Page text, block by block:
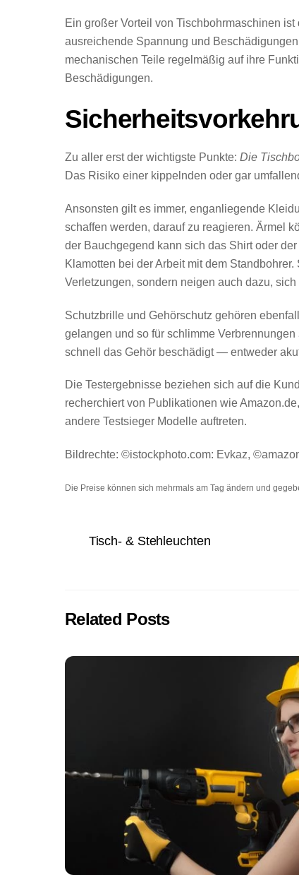
Ein großer Vorteil von Tischbohrmaschinen
ausreichende Spannung und
mechanischen Teile regelmäßig auf ihre
Beschädigungen.
Zu aller erst der wichtigste Punkte: Die
Das Risiko einer kippelnden oder gar
Ansonsten gilt es immer, enganliegende
schaffen werden, darauf zu reagieren. Ärmel
der Bauchgegend kann sich das Shirt oder
Klamotten bei der Arbeit mit dem
Verletzungen, sondern neigen auch dazu,
Schutzbrille und Gehörschutz gehören
gelangen und so für schlimme
schnell das Gehör beschädigt — entweder
Die Testergebnisse beziehen sich auf die
recherchiert von Publikationen wie
andere Testsieger Modelle auftreten.
Bildrechte: ©istockphoto.com: Evkaz,
Die Preise können sich mehrmals am Tag ändern und
Tisch- & Stehleuchten
Related Posts